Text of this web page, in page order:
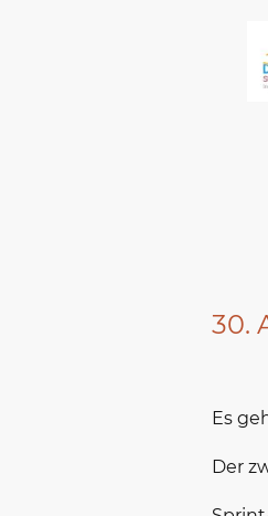
30.
Es
Der